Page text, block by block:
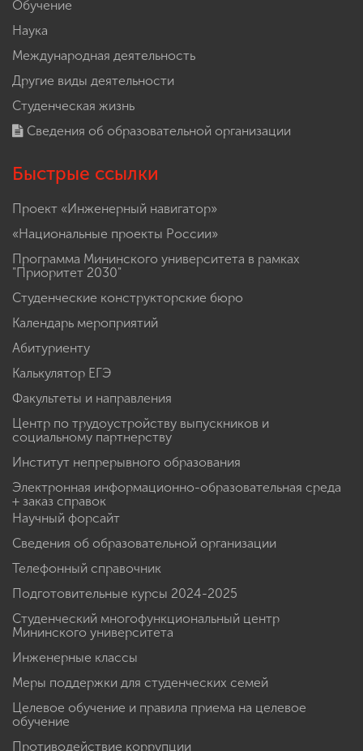
Обучение
Наука
Международная деятельность
Другие виды деятельности
Студенческая жизнь
Сведения об образовательной организации
Быстрые ссылки
Проект «Инженерный навигатор»
«Национальные проекты России»
Программа Мининского университета в рамках
"Приоритет 2030"
Студенческие конструкторские бюро
Календарь мероприятий
Абитуриенту
Калькулятор ЕГЭ
Факультеты и направления
Центр по трудоустройству выпускников и
социальному партнерству
Институт непрерывного образования
Электронная информационно-образовательная среда
+ заказ справок
Научный форсайт
Сведения об образовательной организации
Телефонный справочник
Подготовительные курсы 2024-2025
Студенческий многофункциональный центр
Мининского университета
Инженерные классы
Меры поддержки для студенческих семей
Целевое обучение и правила приема на целевое
обучение
Противодействие коррупции